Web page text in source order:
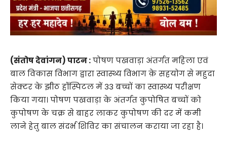
(संतोष देवांगन) पाटन :पोषण पखवाड़ा अंतर्गत महिला एवं
बाल विकास विभाग द्वारा स्वास्थ्य विभाग क़े सहयोग से महुदा
सेक्टर के झीठ हॉस्पिटल में 33 बच्चों का स्वास्थ्य परीक्षण
किया गया। पोषण पखवाड़ा के अंतर्गत कुपोषित बच्चों को
कुपोषण के चक्र से बाहर लाकर कुपोषण की दर में कमी
लाने हेतु बाल संदर्भ शिविर का संचालन कराया जा रहा है।